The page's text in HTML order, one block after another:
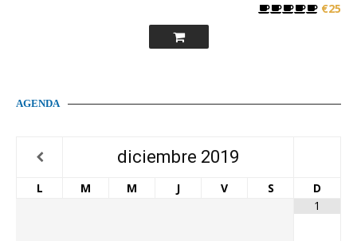
€25
AGENDA
diciembre 2019
L M M J V S
D
1